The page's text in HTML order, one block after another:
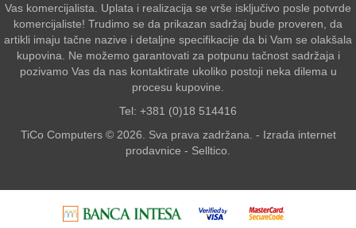
Vas komercijalista. Uplata i realizacija se vrše isključivo posle potvrde
komercijaliste! Trudimo se da prikazan sadržaj bude proveren, da
artikli imaju tačne nazive i detaljne specifikacije da bi Vam se olakšala
kupovina. Ne možemo garantovati za potpunu tačnost sadržaja i
pozivamo Vas da nas kontaktirate ukoliko postoji neka dilema u
procesu kupovine.
Tel: +381 (0)18 514416
TiCo Computers © 2026. Sva prava zadržana. - Izrada internet
prodavnice - Selltico.